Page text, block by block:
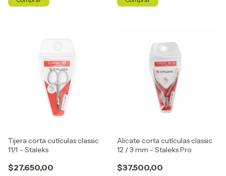
Tijera corta cutículas classic
11/1 – Staleks
$27.650,00
Alicate corta cutículas classic
12 / 3 mm - Staleks Pro
$37.500,00